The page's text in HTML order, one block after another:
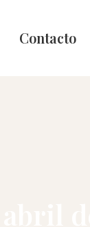
Contacto